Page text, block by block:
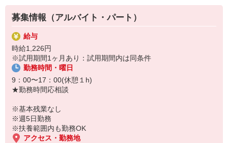
※扶養範囲内でも働けるお仕事です。
【株式会社鈴喜について】
そば・うどん屋さんや、レストラン・ドライブイン等へ食材を届け
ている会社です。私共は、食材卸の問屋として、お客様への卸・販
売にとどまらず、消費者ニーズを捉え、新メニューの提案や味の追
及・オリジナル商品の展開、販売促進のお手伝い等を行っておりま
す。
募集情報（アルバイト・パート）
給与
時給1,226円
※試用期間1ヶ月あり：試用期間内は同条件
勤務時間・曜日
9：00〜17：00(休憩１h)
★勤務時間応相談
※基本残業なし
※週5日勤務
※扶養範囲内も勤務OK
アクセス・勤務地